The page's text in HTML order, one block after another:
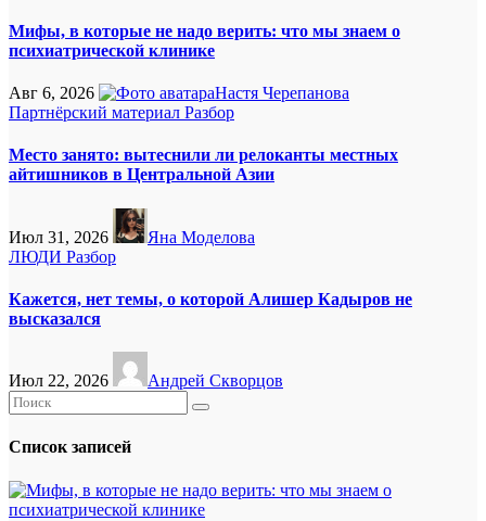
Мифы, в которые не надо верить: что мы знаем о
психиатрической клинике
Авг 6, 2026
Настя Черепанова
Партнёрский материал Разбор
Место занято: вытеснили ли релоканты местных
айтишников в Центральной Азии
Июл 31, 2026
Яна Моделова
ЛЮДИ Разбор
Кажется, нет темы, о которой Алишер Кадыров не
высказался
Июл 22, 2026 Андрей Скворцов
Список записей